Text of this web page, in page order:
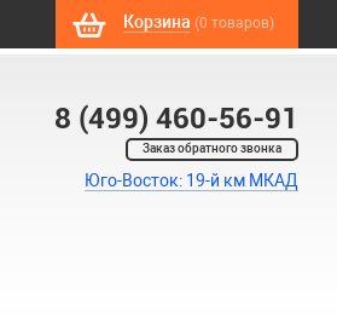
Корзина (0 товаров)
8 (499) 460-56-91
Заказ обратного звонка
Юго-Восток: 19-й км МКАД